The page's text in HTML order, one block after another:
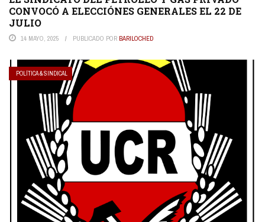
CONVOCÓ A ELECCIÓNES GENERALES EL 22 DE
JULIO
14 MAYO, 2025 PUBLICADO POR BARILOCHED
POLÍTICA & SINDICAL